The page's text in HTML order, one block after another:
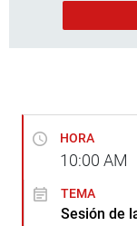
HORA
10:00 AM
TEMA
Sesión de